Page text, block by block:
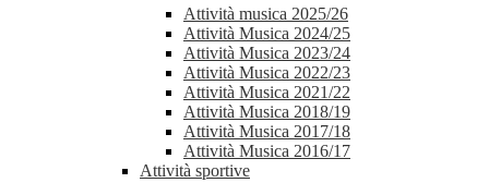
Attività musica 2025/26
Attività Musica 2024/25
Attività Musica 2023/24
Attività Musica 2022/23
Attività Musica 2021/22
Attività Musica 2018/19
Attività Musica 2017/18
Attività Musica 2016/17
Attività sportive